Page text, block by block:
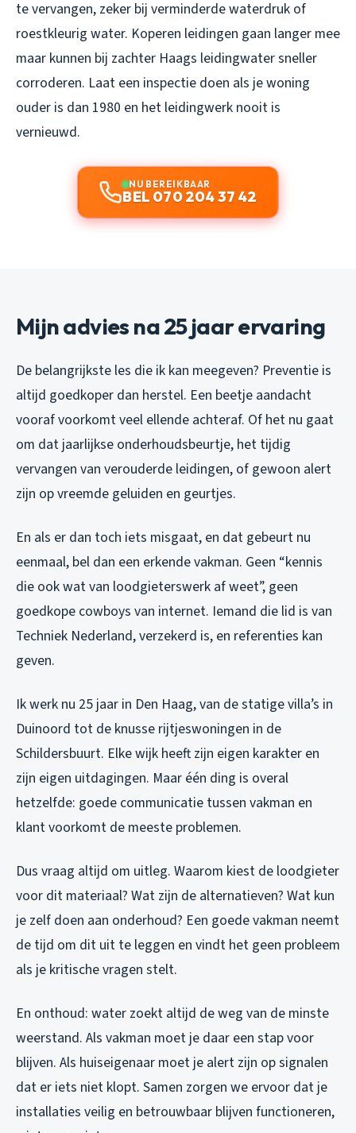
te vervangen, zeker bij verminderde waterdruk of
roestkleurig water. Koperen leidingen gaan langer mee
maar kunnen bij zachter Haags leidingwater sneller
corroderen. Laat een inspectie doen als je woning
ouder is dan 1980 en het leidingwerk nooit is
vernieuwd.
NU BEREIKBAAR
BEL 070 204 37 42
Mijn advies na 25 jaar ervaring
De belangrijkste les die ik kan meegeven? Preventie is
altijd goedkoper dan herstel. Een beetje aandacht
vooraf voorkomt veel ellende achteraf. Of het nu gaat
om dat jaarlijkse onderhoudsbeurtje, het tijdig
vervangen van verouderde leidingen, of gewoon alert
zijn op vreemde geluiden en geurtjes.
En als er dan toch iets misgaat, en dat gebeurt nu
eenmaal, bel dan een erkende vakman. Geen “kennis
die ook wat van loodgieterswerk af weet”, geen
goedkope cowboys van internet. Iemand die lid is van
Techniek Nederland, verzekerd is, en referenties kan
geven.
Ik werk nu 25 jaar in Den Haag, van de statige villa’s in
Duinoord tot de knusse rijtjeswoningen in de
Schildersbuurt. Elke wijk heeft zijn eigen karakter en
zijn eigen uitdagingen. Maar één ding is overal
hetzelfde: goede communicatie tussen vakman en
klant voorkomt de meeste problemen.
Dus vraag altijd om uitleg. Waarom kiest de loodgieter
voor dit materiaal? Wat zijn de alternatieven? Wat kun
je zelf doen aan onderhoud? Een goede vakman neemt
de tijd om dit uit te leggen en vindt het geen probleem
als je kritische vragen stelt.
En onthoud: water zoekt altijd de weg van de minste
weerstand. Als vakman moet je daar een stap voor
blijven. Als huiseigenaar moet je alert zijn op signalen
dat er iets niet klopt. Samen zorgen we ervoor dat je
installaties veilig en betrouwbaar blijven functioneren,